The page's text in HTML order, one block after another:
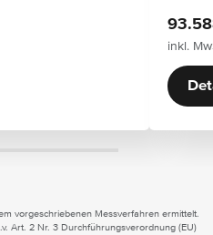
inkl.
vorgeschriebenen Messverfahren ermittelt.
Art. 2 Nr. 3 Durchführungsverordnung (EU)